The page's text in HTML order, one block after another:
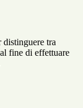
tra
fine di effettuare